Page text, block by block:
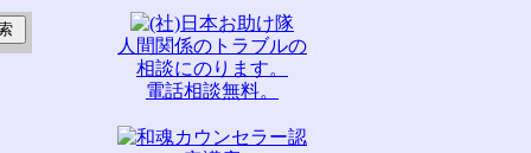
人間関係のトラブルの
相談にのります。
電話相談無料。